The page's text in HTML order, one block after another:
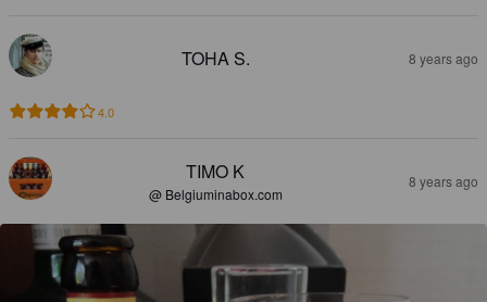
TOHA S. 8 years ago
4.0
TIMO K
@ Belgiuminabox.com
8 years ago